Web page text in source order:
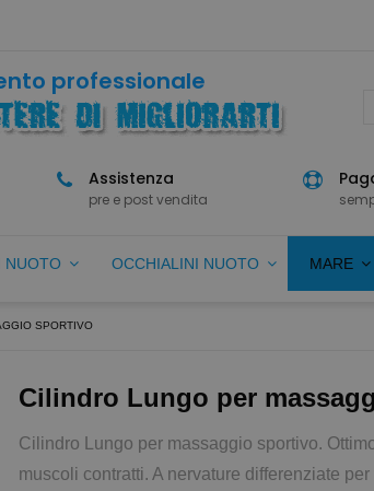
professionale
Assistenza
pre e post vendita
NUOTO OCCHIALINI NUOTO MARE
SPORTIVO
Cilindro Lungo per
Cilindro Lungo per massaggio sportivo.
muscoli contratti. A nervature differenziate